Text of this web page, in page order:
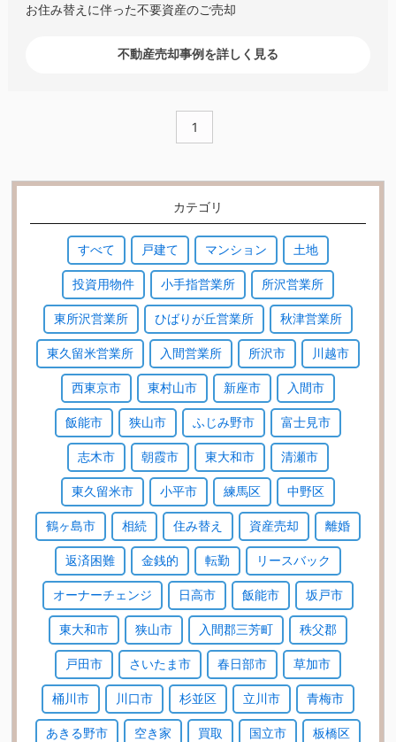
お住み替えに伴った不要資産のご売却
不動産売却事例を詳しく見る
1
カテゴリ
すべて 戸建て マンション 土地
投資用物件 小手指営業所 所沢営業所
東所沢営業所 ひばりが丘営業所 秋津営業所
東久留米営業所 入間営業所 所沢市 川越市
西東京市 東村山市 新座市 入間市
飯能市 狭山市 ふじみ野市 富士見市
志木市 朝霞市 東大和市 清瀬市
東久留米市 小平市 練馬区 中野区
鶴ヶ島市 相続 住み替え 資産売却 離婚
返済困難 金銭的 転勤 リースバック
オーナーチェンジ 日高市 飯能市 坂戸市
東大和市 狭山市 入間郡三芳町 秩父郡
戸田市 さいたま市 春日部市 草加市
桶川市 川口市 杉並区 立川市 青梅市
あきる野市 空き家 買取 国立市 板橋区